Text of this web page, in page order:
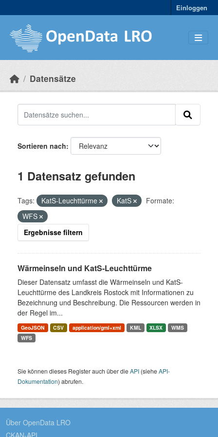
Einloggen
Datensätze
Sortieren nach
1 Datensatz gefunden
Tags: KatS-Leuchttürme KatS
Formate:
WFS
Ergebnisse filtern
Wärmeinseln und KatS-Leuchttürme
Dieser Datensatz umfasst die Wärmeinseln und KatS-
Leuchttürme des Landkreis Rostock mit Informationen zu
Bezeichnung und Beschreibung. Die Ressourcen werden in
der Regel im...
GeoJSON CSV application/gml+xml KML XLSX
WMS
WFS
Sie können dieses Register auch über dieAPI (sieheAPI-
Dokumentation) abrufen.
Über OpenData LRO
CKAN-API